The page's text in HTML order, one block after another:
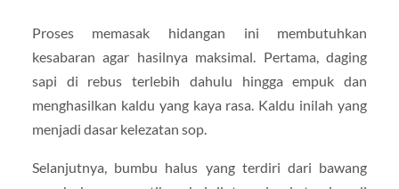
Proses memasak hidangan ini membutuhkan
kesabaran agar hasilnya maksimal. Pertama, daging
sapi di rebus terlebih dahulu hingga empuk dan
menghasilkan kaldu yang kaya rasa. Kaldu inilah yang
menjadi dasar kelezatan sop.
Selanjutnya, bumbu halus yang terdiri dari bawang